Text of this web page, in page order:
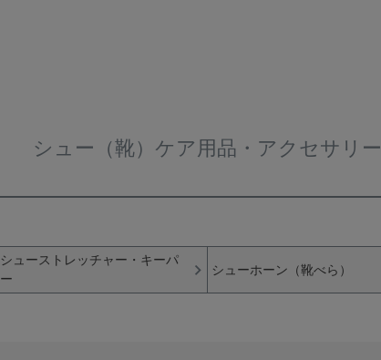
シュー（靴）ケア用品・アクセサリー
シューストレッチャー・キーパ
ー
シューホーン（靴べら）